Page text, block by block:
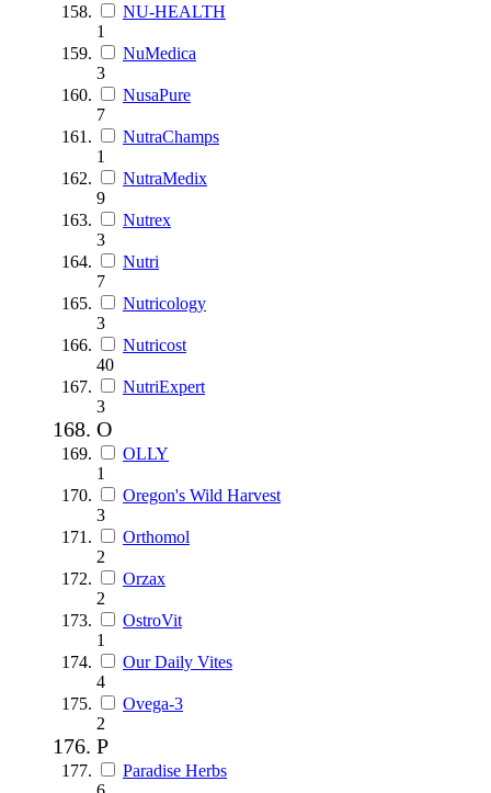
NU-HEALTH
1
NuMedica
3
NusaPure
7
NutraChamps
1
NutraMedix
9
Nutrex
3
Nutri
7
Nutricology
3
Nutricost
40
NutriExpert
3
O
OLLY
1
Oregon's Wild Harvest
3
Orthomol
2
Orzax
2
OstroVit
1
Our Daily Vites
4
Ovega-3
2
P
Paradise Herbs